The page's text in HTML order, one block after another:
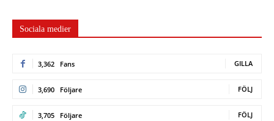
Sociala medier
3,362 Fans GILLA
3,690 Följare FÖLJ
3,705 Följare FÖLJ